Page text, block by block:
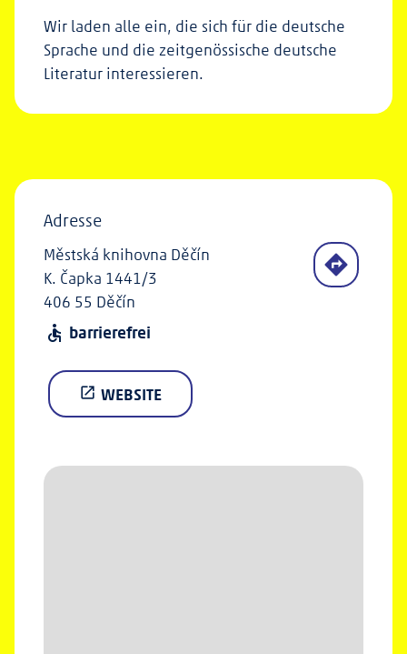
Wir laden alle ein, die sich für die deutsche
Sprache und die zeitgenössische deutsche
Literatur interessieren.
Adresse
Městská knihovna Děčín
K. Čapka 1441/3
406 55 Děčín
accessible barrierefrei
open_in_new WEBSITE